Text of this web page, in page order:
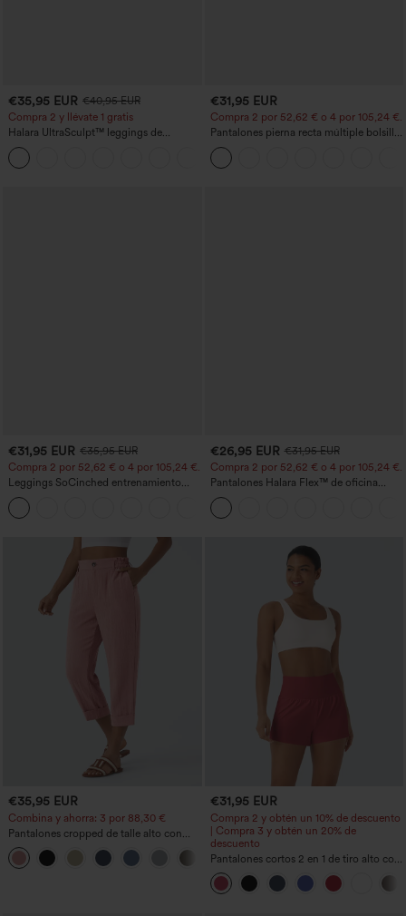
€35,95 EUR €40,95 EUR
Compra 2 y llévate 1 gratis
Halara UltraSculpt™ leggings de
entrenamiento moldeadores de talle alto
con fruncido trasero que realza los
glúteos, control de abdomen y bolsillos
€31,95 EUR
Compra 2 por 52,62 € o 4 por 105,24 €.
Pantalones pierna recta múltiple bolsillo
botón tiro alto
€31,95 EUR €35,95 EUR
Compra 2 por 52,62 € o 4 por 105,24 €.
Leggings SoCinched entrenamiento
moldeador abdomen bolsillo lateral tiro
alto
€26,95 EUR €31,95 EUR
Compra 2 por 52,62 € o 4 por 105,24 €.
Pantalones Halara Flex™ de oficina
anchos plisados de tiro alto con bolsillos
en tela tipo gofre
€35,95 EUR
Combina y ahorra: 3 por 88,30 €
Pantalones cropped de talle alto con
bolsillos con cremallera y efecto lino
+7
€31,95 EUR
Compra 2 y obtén un 10% de descuento
| Compra 3 y obtén un 20% de
descuento
Pantalones cortos 2 en 1 de tiro alto con
bolsillo interior y trasero